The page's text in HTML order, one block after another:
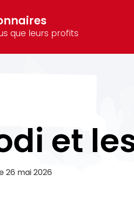
que leurs profits
et
26 mai 2026